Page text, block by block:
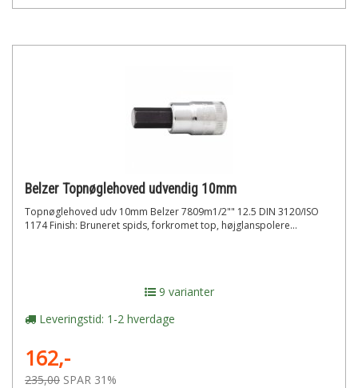
Belzer Topnøglehoved udvendig 10mm
Topnøglehoved udv 10mm Belzer 7809m1/2"" 12.5 DIN 3120/ISO
1174 Finish: Bruneret spids, forkromet top, højglanspolere...
9 varianter
Leveringstid: 1-2 hverdage
162,-
235,00 SPAR 31%